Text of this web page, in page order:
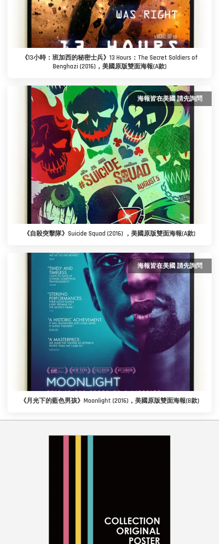
《13小時：班加西的秘密士兵》13 Hours：The Secret Soldiers of
Benghazi (2016)，美國原版雙面海報(A款)
海報皆在美國 請先詢問
《自殺突擊隊》Suicide Squad (2016) ，美國原版雙面海報(A款)
海報皆在美國 請先詢問
《月光下的藍色男孩》Moonlight (2016)，美國原版雙面海報(B款)